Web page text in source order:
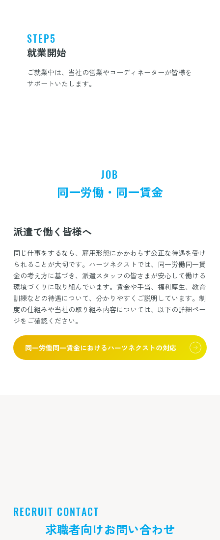
STEP5
就業開始
ご就業中は、当社の営業やコーディネーターが皆様を
サポートいたします。
JOB
同一労働・同一賃金
派遣で働く皆様へ
同じ仕事をするなら、雇用形態にかかわらず公正な待遇を受け
られることが大切です。ハーツネクストでは、同一労働同一賃
金の考え方に基づき、派遣スタッフの皆さまが安心して働ける
環境づくりに取り組んでいます。賃金や手当、福利厚生、教育
訓練などの待遇について、分かりやすくご説明しています。制
度の仕組みや当社の取り組み内容については、以下の詳細ペー
ジをご確認ください。
同一労働同一賃金におけるハーツネクストの対応
RECRUIT CONTACT
求職者向けお問い合わせ